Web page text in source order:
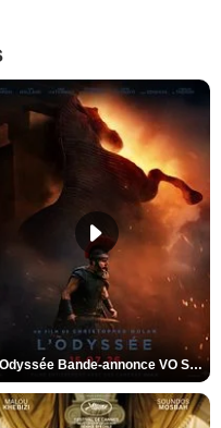
L'Odyssée Bande-annonce VO STFR